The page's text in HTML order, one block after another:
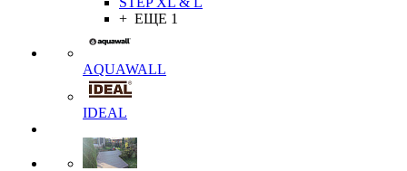
+ ЕЩЕ 1
AQUAWALL
IDEAL